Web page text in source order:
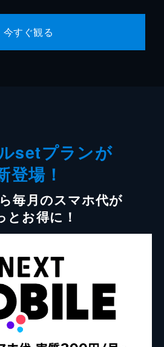
今すぐ観る
setプランが
登場！
毎月のスマホ代が
とお得に！